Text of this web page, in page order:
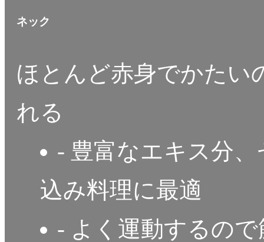
ネック
ほとんど赤身でかたい
れる
- 豊富なエキス分
込み料理に最適
- よく運動するの